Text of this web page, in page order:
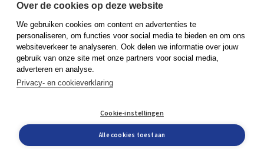
Koninklijke Boom uitgevers
Boom Psychologie
Boom Hoger Onderwijs
Privacy policy
Cookieverklaring
© Boom uitgevers 2026
Over de cookies op deze website
We gebruiken cookies om content en advertenties te
personaliseren, om functies voor social media te bieden en om ons
websiteverkeer te analyseren. Ook delen we informatie over jouw
gebruik van onze site met onze partners voor social media,
adverteren en analyse.
Privacy- en cookieverklaring
Cookie-instellingen
Alle cookies toestaan